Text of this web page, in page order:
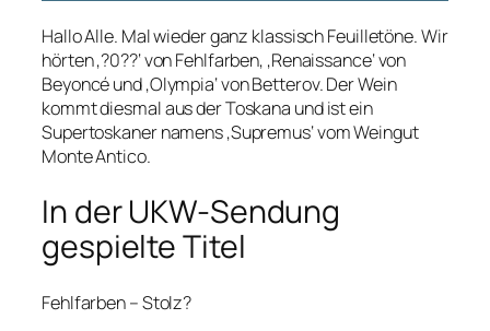
Hallo Alle. Mal wieder ganz klassisch Feuilletöne. Wir
hörten ‚?0??‘ von Fehlfarben, ‚Renaissance‘ von
Beyoncé und ‚Olympia‘ von Betterov. Der Wein
kommt diesmal aus der Toskana und ist ein
Supertoskaner namens ‚Supremus‘ vom Weingut
Monte Antico.
In der UKW-Sendung
gespielte Titel
Fehlfarben – Stolz?